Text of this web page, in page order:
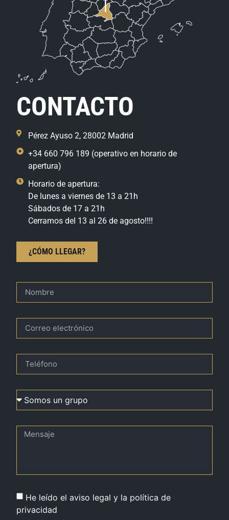
CONTACTO
Pérez Ayuso 2, 28002 Madrid
+34 660 796 189 (operativo en horario de
apertura)
Horario de apertura:
De lunes a viernes de 13 a 21h
Sábados de 17 a 21h
Cerramos del 13 al 26 de agosto!!!!
¿CÓMO LLEGAR?
He leído el aviso legal y la política de
privacidad